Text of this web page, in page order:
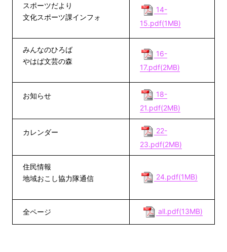
スポーツだより
文化スポーツ課インフォ
14-
15.pdf(1MB)
みんなのひろば
やはば文芸の森
16-
17.pdf(2MB)
お知らせ
18-
21.pdf(2MB)
カレンダー
22-
23.pdf(2MB)
住民情報
地域おこし協力隊通信
24.pdf(1MB)
全ページ all.pdf(13MB)